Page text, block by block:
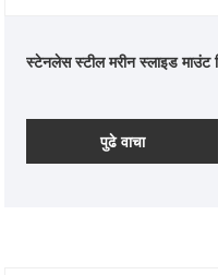
स्टेनलेस स्टील मरीन स्लाइड माउंट
पुढे वाचा